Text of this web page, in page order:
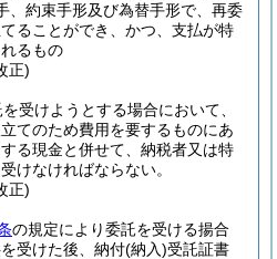
、約束手形及び為替手形で、再委
ることができ、かつ、支払が特
るもの
正)
受けようとする場合において、
てのため費用を要するものにあ
る現金と併せて、納税者又は特
けなければならない。
正)
の規定により委託を受ける揚合
受けた後、納付(納入)受託証書